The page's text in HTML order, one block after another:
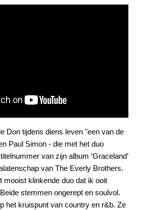
Don tijdens diens leven "een van de
Paul Simon - die met het duo
van zijn album ‘Graceland’
van The Everly Brothers.
mooist klinkende duo dat ik ooit
stemmen ongerept en soulvol.
het kruispunt van country en r&b. Ze